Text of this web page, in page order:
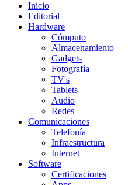
Inicio
Editorial
Hardware
Cómputo
Almacenamiento
Gadgets
Fotografía
TV's
Tablets
Audio
Redes
Comunicaciones
Telefonía
Infraestructura
Internet
Software
Certificaciones